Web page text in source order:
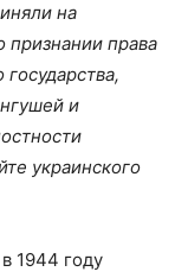
на
признании права
и
украинского
1944 году